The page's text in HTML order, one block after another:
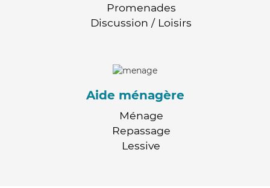
Promenades
Discussion / Loisirs
Aide ménagère
Ménage
Repassage
Lessive